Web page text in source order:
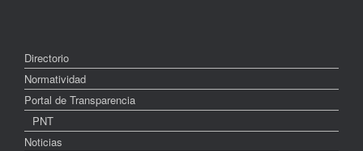
Directorio
Normatividad
Portal de Transparencia
PNT
Noticias